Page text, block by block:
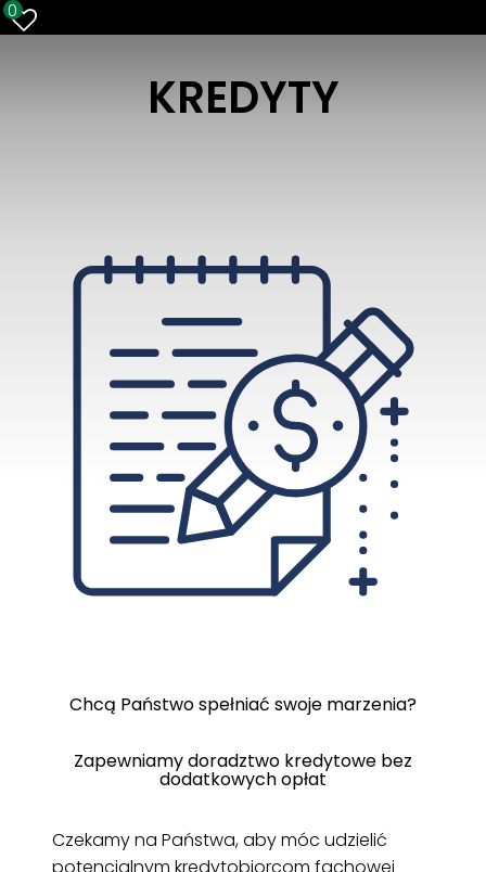
0
KREDYTY
Chcą Państwo spełniać swoje marzenia?
Zapewniamy doradztwo kredytowe bez
dodatkowych opłat
Czekamy na Państwa, aby móc udzielić
potencjalnym kredytobiorcom fachowej